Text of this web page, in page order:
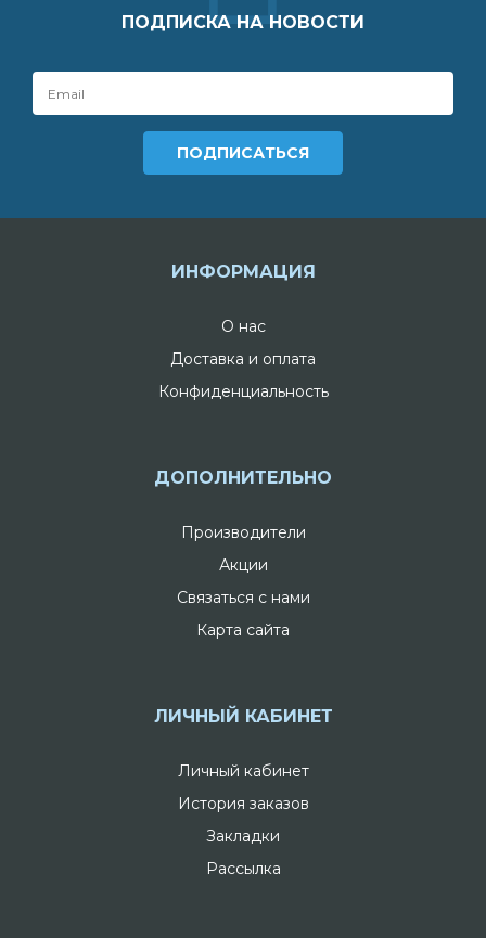
ПОДПИСКА НА НОВОСТИ
ИНФОРМАЦИЯ
О нас
Доставка и оплата
Конфиденциальность
ДОПОЛНИТЕЛЬНО
Производители
Акции
Связаться с нами
Карта сайта
ЛИЧНЫЙ КАБИНЕТ
Личный кабинет
История заказов
Закладки
Рассылка